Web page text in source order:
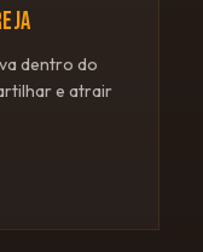
dentro do
e atrair